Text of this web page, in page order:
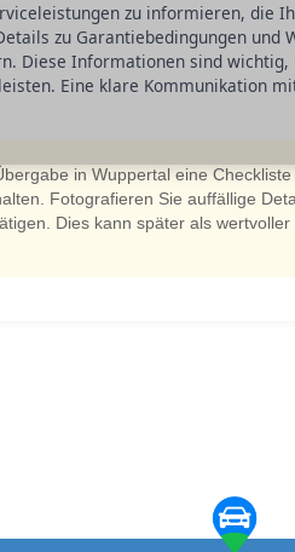
zu informieren, die
zu Garantiebedingungen und
Diese Informationen sind
Eine klare Kommunikation
in Wuppertal eine
Fotografieren Sie auffällige
Dies kann später als wertvoller